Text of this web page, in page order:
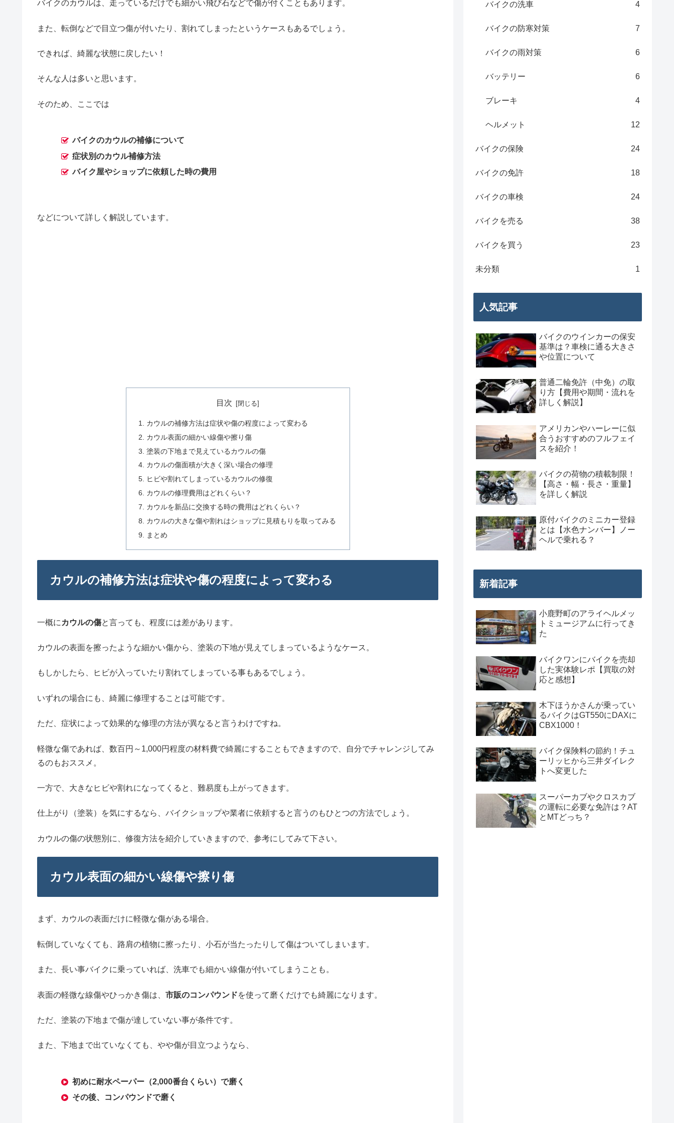
バイクのカウルは、走っているだけでも細かい飛び石などで傷が付くこともあります。
また、転倒などで目立つ傷が付いたり、割れてしまったというケースもあるでしょう。
できれば、綺麗な状態に戻したい！
そんな人は多いと思います。
そのため、ここでは
バイクのカウルの補修について
症状別のカウル補修方法
バイク屋やショップに依頼した時の費用
などについて詳しく解説しています。
目次
カウルの補修方法は症状や傷の程度によって変わる
カウル表面の細かい線傷や擦り傷
塗装の下地まで見えているカウルの傷
カウルの傷面積が大きく深い場合の修理
ヒビや割れてしまっているカウルの修復
カウルの修理費用はどれくらい？
カウルを新品に交換する時の費用はどれくらい？
カウルの大きな傷や割れはショップに見積もりを取ってみる
まとめ
カウルの補修方法は症状や傷の程度によって変わる
一概に カウルの傷と言っても、程度には差があります。
カウルの表面を擦ったような細かい傷から、塗装の下地が見えてしまっているようなケース。
もしかしたら、ヒビが入っていたり割れてしまっている事もあるでしょう。
いずれの場合にも、綺麗に修理することは可能です。
ただ、症状によって効果的な修理の方法が異なると言うわけですね。
軽微な傷であれば、数百円～1,000円程度の材料費で綺麗にすることもできますので、自分でチャレンジしてみ
るのもおススメ。
一方で、大きなヒビや割れになってくると、難易度も上がってきます。
仕上がり（塗装）を気にするなら、バイクショップや業者に依頼すると言うのもひとつの方法でしょう。
カウルの傷の状態別に、修復方法を紹介していきますので、参考にしてみて下さい。
カウル表面の細かい線傷や擦り傷
まず、カウルの表面だけに軽微な傷がある場合。
転倒していなくても、路肩の植物に擦ったり、小石が当たったりして傷はついてしまいます。
また、長い事バイクに乗っていれば、洗車でも細かい線傷が付いてしまうことも。
表面の軽微な線傷やひっかき傷は、 市販のコンパウンドを使って磨くだけでも綺麗になります。
ただ、塗装の下地まで傷が達していない事が条件です。
また、下地まで出ていなくても、やや傷が目立つようなら、
初めに耐水ペーパー（2,000番台くらい）で磨く
その後、コンパウンドで磨く
バイクの洗車 4
バイクの防寒対策 7
バイクの雨対策 6
バッテリー 6
ブレーキ 4
ヘルメット 12
バイクの保険 24
バイクの免許 18
バイクの車検 24
バイクを売る 38
バイクを買う 23
未分類 1
人気記事
バイクのウインカーの保安
基準は？車検に通る大きさ
や位置について
普通二輪免許（中免）の取
り方【費用や期間・流れを
詳しく解説】
アメリカンやハーレーに似
合うおすすめのフルフェイ
スを紹介！
バイクの荷物の積載制限！
【高さ・幅・長さ・重量】
を詳しく解説
原付バイクのミニカー登録
とは【水色ナンバー】ノー
ヘルで乗れる？
新着記事
小鹿野町のアライヘルメッ
トミュージアムに行ってき
た
バイクワンにバイクを売却
した実体験レポ【買取の対
応と感想】
木下ほうかさんが乗ってい
るバイクはGT550にDAXに
CBX1000！
バイク保険料の節約！チュ
ーリッヒから三井ダイレク
トへ変更した
スーパーカブやクロスカブ
の運転に必要な免許は？AT
とMTどっち？